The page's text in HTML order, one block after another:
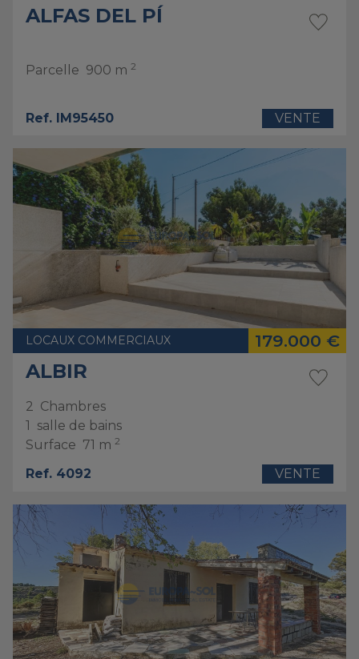
ALFAS DEL PÍ
Parcelle 900 m 2
Ref. IM95450 VENTE
LOCAUX COMMERCIAUX 179.000 €
ALBIR
2 Chambres
1
salle de bains
Surface 71 m 2
Ref. 4092 VENTE